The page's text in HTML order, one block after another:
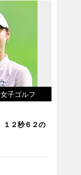
子ゴルフ
１２秒６２の